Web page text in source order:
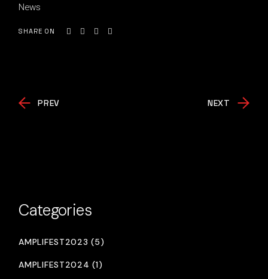
News
SHARE ON
PREV NEXT
Categories
AMPLIFEST2023 (5)
AMPLIFEST2024 (1)